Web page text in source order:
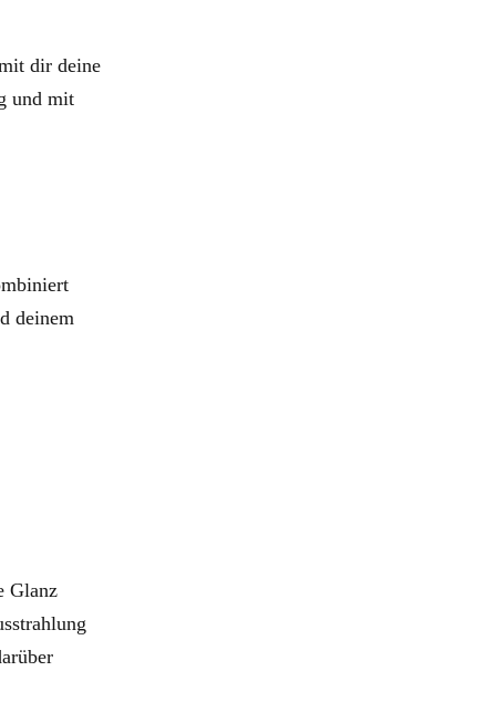
dir deine
und mit
deinem
Glanz